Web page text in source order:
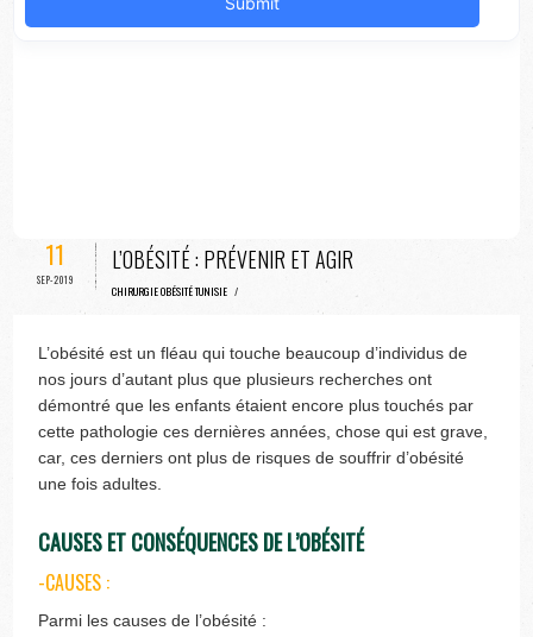
11
SEP-2019
L’OBÉSITÉ : PRÉVENIR ET AGIR
CHIRURGIE OBÉSITÉ TUNISIE /
L’obésité est un fléau qui touche beaucoup d’individus de
nos jours d’autant plus que plusieurs recherches ont
démontré que les enfants étaient encore plus touchés par
cette pathologie ces dernières années, chose qui est grave,
car, ces derniers ont plus de risques de souffrir d’obésité
une fois adultes.
CAUSES ET CONSÉQUENCES DE L’OBÉSITÉ
-CAUSES :
Parmi les causes de l’obésité :